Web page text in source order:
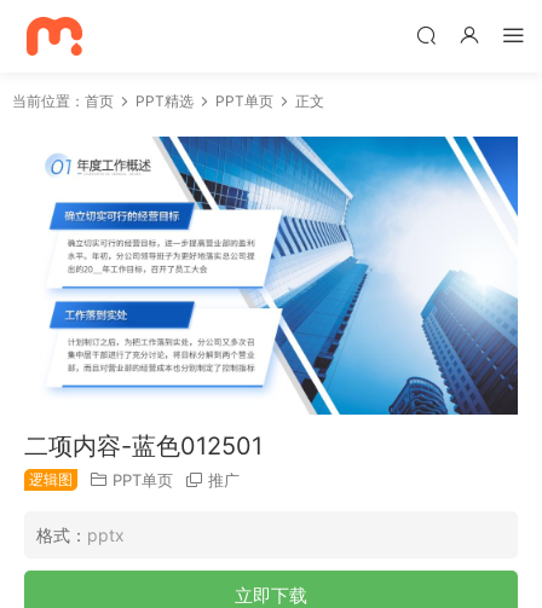
当前位置： 首页 PPT精选 PPT单页 正文
二项内容-蓝色012501
逻辑图 PPT单页 推广
格式： pptx
立即下载